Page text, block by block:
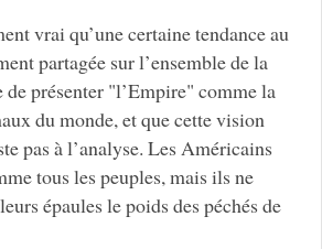
vrai qu’une certaine tendance au
partagée sur l’ensemble de la
de présenter "l’Empire" comme la
du monde, et que cette vision
pas à l’analyse. Les Américains
tous les peuples, mais ils ne
épaules le poids des péchés de